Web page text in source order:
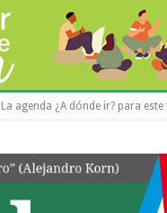
La agenda ¿A dónde ir? para este